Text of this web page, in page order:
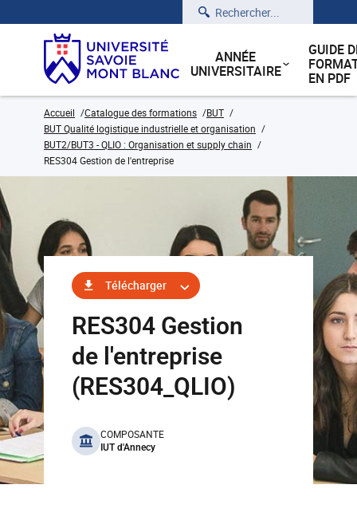
Rechercher
ANNÉE
UNIVERSITAIRE
GUIDE
EN PDF
Accueil Catalogue des formations
BUT
BUT Qualité logistique industrielle et organisation
BUT2/BUT3 - QLIO : Organisation et supply chain
RES304 Gestion de l'entreprise
Télécharger
RES304 Gestion
de l'entreprise
(RES304_QLIO)
benefits
COMPOSANTE
IUT d'Annecy